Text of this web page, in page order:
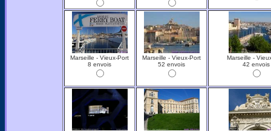
Marseille - Vieux-Port
8 envois
Marseille - Vieux-Port
52 envois
Marseille -
42 envois